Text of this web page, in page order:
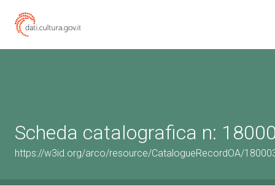
Scheda catalografica n:
https://w3id.org/arco/resource/CatalogueRecordOA/